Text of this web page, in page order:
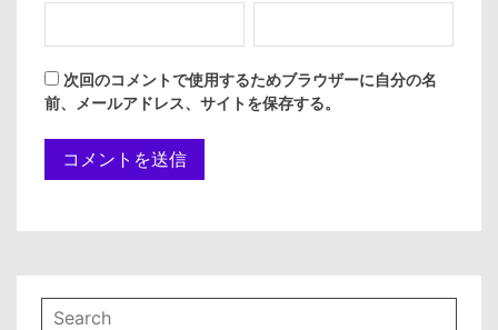
次回のコメントで使用するためブラウザーに自分の名
前、メールアドレス、サイトを保存する。